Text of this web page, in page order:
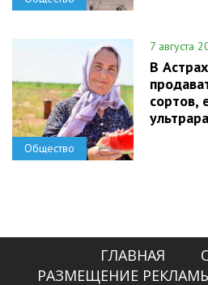
Общество
7 августа
В
сортов,
ГЛАВНАЯ
РАЗМЕЩЕНИЕ